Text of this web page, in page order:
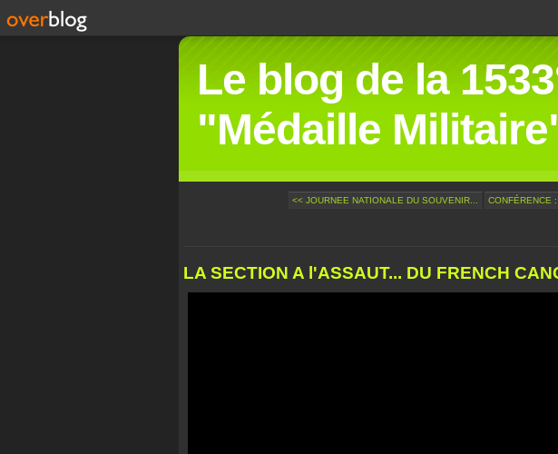
Le blog de la
"Médaille
<< JOURNEE NATIONALE DU SOUVENIR... CONFÉRENCE
LA SECTION A l'ASSAUT... DU FRENCH